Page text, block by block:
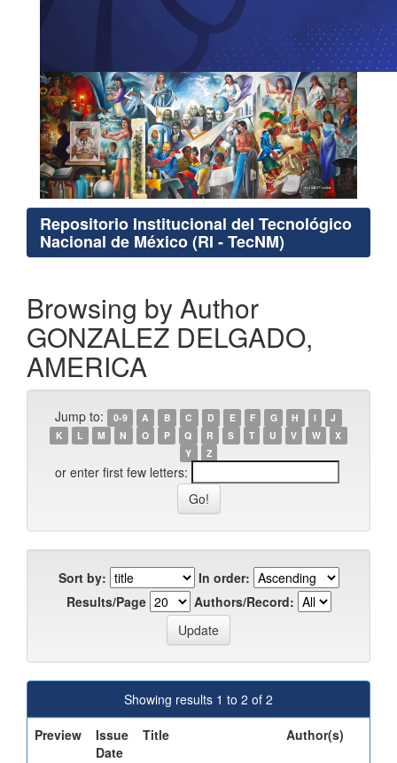
Repositorio Institucional del Tecnológico
Nacional de México (RI - TecNM)
Browsing by Author
GONZALEZ DELGADO,
AMERICA
Jump to: 0-9 A B C D E F G H I
J
K
L M N O P Q R S T U V W
X
Y
Z
or enter first few letters:
Sort by:
In order:
Results/Page
Authors/Record:
Showing results 1 to 2 of 2
Preview
Issue
Date
Title Author(s)